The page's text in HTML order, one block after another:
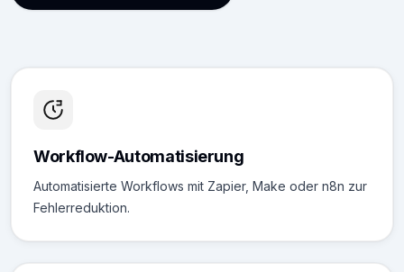
Workflow-Automatisierung
Automatisierte Workflows mit Zapier, Make oder n8n zur
Fehlerreduktion.